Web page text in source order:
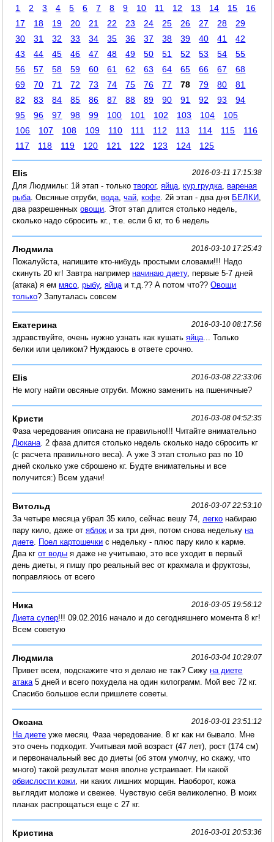
1 2 3 4 5 6 7 8 9 10 11 12 13 14 15
16
17
18 19 20 21 22 23 24 25 26 27 28
29
30
31 32 33 34 35 36 37 38 39 40 41
42
43
44 45 46 47 48 49 50 51 52 53 54
55
56
57 58 59 60 61 62 63 64 65 66 67
68
69
70 71 72 73 74 75 76 77 78 79 80
81
82
83 84 85 86 87 88 89 90 91 92 93
94
95
96 97 98 99 100 101 102 103 104
105
106
107 108 109 110 111 112 113 114 115
116
117
118 119 120 121 122 123 124 125
Elis 2016-03-11 17:15:38
Для Людмилы: 1й этап - толькотворог,яйца ,кур.грудка ,вареная
рыба . Овсяные отруби,вода ,чай ,кофе . 2й этап - два дня БЕЛКИ
два разрешенныховощи . Этот этап длится столько недель,
сколько надо сбросить кг., т.е. если 6 кг, то 6 недель
Людмила 2016-03-10 17:25:43
Пожалуйста, напишите кто-нибудь простыми словами!!! Надо
скинуть 20 кг! Завтра напримерначинаю диету, первые 5-7 дней
(атака) я еммясо ,рыбу,яйца и т.д.?? А потом что??Овощи
только? Запуталась совсем
Екатерина 2016-03-10 08:17:56
здравствуйте, очень нужно узнать как кушатьяйца ... Только
белки или целиком? Нуждаюсь в ответе срочно.
Elis 2016-03-08 22:33:06
Не могу найти овсяные отруби. Можно заменить на пшеничные?
Кристи 2016-03-08 04:52:35
Фаза чередования описана не правильно!!! Читайте внимательно
Дюкана . 2 фаза длится столько недель сколько надо сбросить кг
(с расчета правильного веса). А уже 3 этап столько раз по 10
дней сколько уже сброшено кг. Будте внимательны и все
получится:) Всем удачи!
Витольд 2016-03-07 22:53:10
За четыре месяца убрал 35 кило, сейчас вешу 74, легко набираю
пару кило, даже отяблок и за три дня, потом снова неделькуна
диете Поел картошечки с недельку - плюс пару кило к карме.
Два кгот воды я даже не учитываю, это все уходит в первый
день диеты, я пишу про реальный вес от крахмала и фруктозы,
поправляюсь от всего
Ника 2016-03-05 19:56:12
Диета супер!!! 09.02.2016 начало и до сегодняшнего момента 8 кг!
Всем советую
Людмила 2016-03-04 10:29:07
Привет всем, подскажите что я делаю не так? Сижуна диете
атака 5 дней и всего похудела на один килограмм. Мой вес 72 кг.
Спасибо большое если пришлете советы.
Оксана 2016-03-01 23:51:12
На диете уже месяц. Фаза чередование. 8 кг как ни бывало. Мне
это очень подходит. Учитывая мой возраст (47 лет), рост (174 см)
и первоначальный вес до диеты (об этом умолчу, но скажу, что
много) такой результат меня вполне устраивает. Ни какой
обвислости кожи , ни каких лишних морщин. Наоборот, кожа
выглядит моложе и свежее. Чувствую себя великолепно. В моих
планах распрощаться еще с 27 кг.
Кристина 2016-03-01 20:53:36